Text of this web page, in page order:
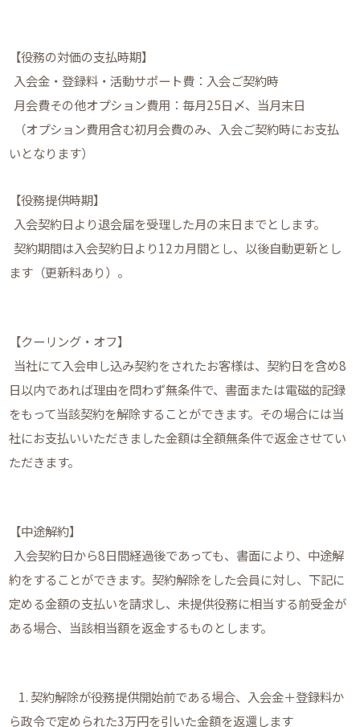
【役務の対価の支払時期】
入会金・登録料・活動サポート費：入会ご契約時
月会費その他オプション費用：毎月25日〆、当月末日
（オプション費用含む初月会費のみ、入会ご契約時にお支払
いとなります）
【役務提供時期】
入会契約日より退会届を受理した月の末日までとします。
契約期間は入会契約日より12カ月間とし、以後自動更新とし
ます（更新料あり）。
【クーリング・オフ】
当社にて入会申し込み契約をされたお客様は、契約日を含め8
日以内であれば理由を問わず無条件で、書面または電磁的記録
をもって当該契約を解除することができます。その場合には当
社にお支払いいただきました金額は全額無条件で返金させてい
ただきます。
【中途解約】
入会契約日から8日間経過後であっても、書面により、中途解
約をすることができます。契約解除をした会員に対し、下記に
定める金額の支払いを請求し、未提供役務に相当する前受金が
ある場合、当該相当額を返金するものとします。
1. 契約解除が役務提供開始前である場合、入会金＋登録料か
ら政令で定められた3万円を引いた金額を返還します